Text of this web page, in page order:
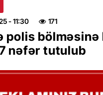
- 11:30 171
polis bölməsinə
nəfər tutulub